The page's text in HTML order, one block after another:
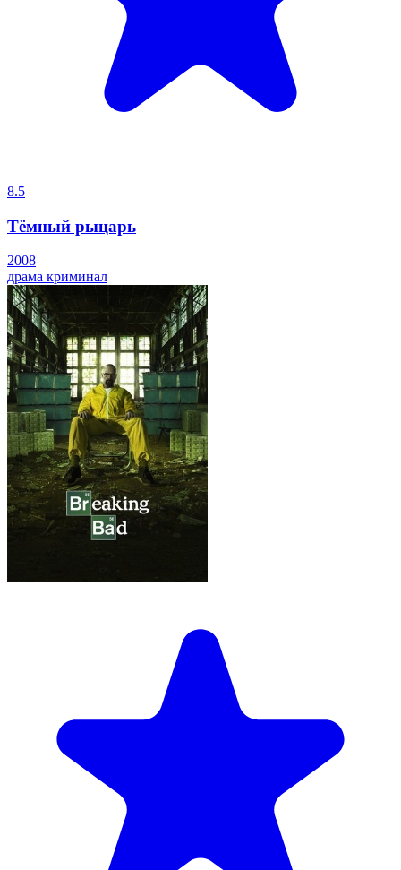
8.5
Тёмный рыцарь
2008
драма криминал